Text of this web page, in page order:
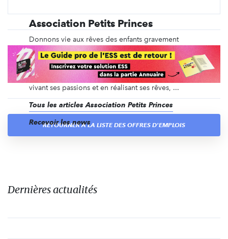
Association Petits Princes
Donnons vie aux rêves des enfants gravement
malades ! Depuis 1987, l’Association Petits Princes
réalise les rêves des enfants et des adolescents
gravement malades atteints de cancers, de
leucémies ou de certaines maladies génétiques. En
vivant ses passions et en réalisant ses rêves, ...
Tous les articles Association Petits Princes
Recevoir les news
RETOURNER À LA LISTE DES OFFRES D'EMPLOIS
Dernières actualités